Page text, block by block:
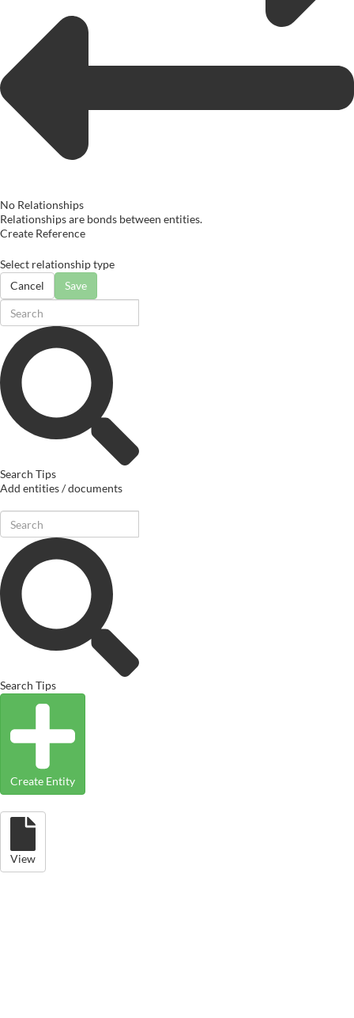
No Relationships
Relationships are bonds between entities.
Create Reference
Select relationship type
Cancel
Save
Search Tips
Add entities / documents
Search Tips
Create Entity
View